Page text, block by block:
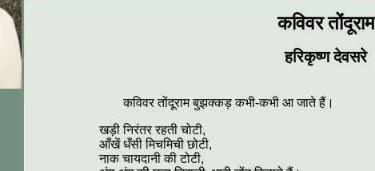
कविवर तोंदूराम
हरिकृष्ण देवसरे
कविवर तोंदूराम बुझक्कड़ कभी-कभी आ जाते हैं।
खड़ी निरंतर रहती चोटी,
आँखें धँसी मिचमिची छोटी,
नाक चायदानी की टोटी,